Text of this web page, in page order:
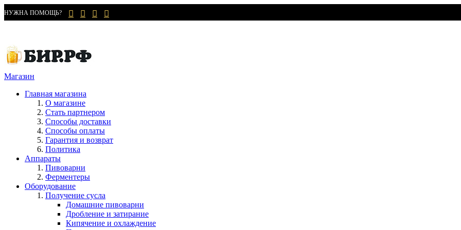
НУЖНА ПОМОЩЬ?
Магазин
Главная магазина
О магазине
Стать партнером
Способы доставки
Способы оплаты
Гарантия и возврат
Политика
Аппараты
Пивоварни
Ферментеры
Оборудование
Получение сусла
Домашние пивоварни
Дробление и затирание
Кипячение и охлаждение